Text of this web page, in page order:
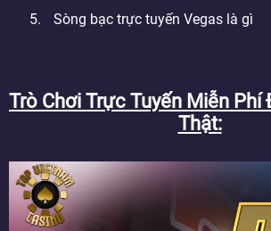
Sòng bạc trực tuyến Vegas là gì
Trò Chơi Trực Tuyến Miễn Phí
Thật